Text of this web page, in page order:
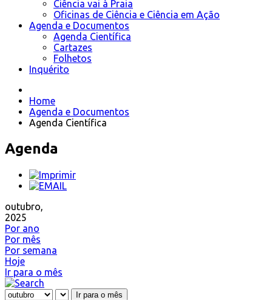
Ciência vai à Praia
Oficinas de Ciência e Ciência em Ação
Agenda e Documentos
Agenda Científica
Cartazes
Folhetos
Inquérito
Home
Agenda e Documentos
Agenda Científica
Agenda
outubro,
2025
Por ano
Por mês
Por semana
Hoje
Ir para o mês
Ir para o mês